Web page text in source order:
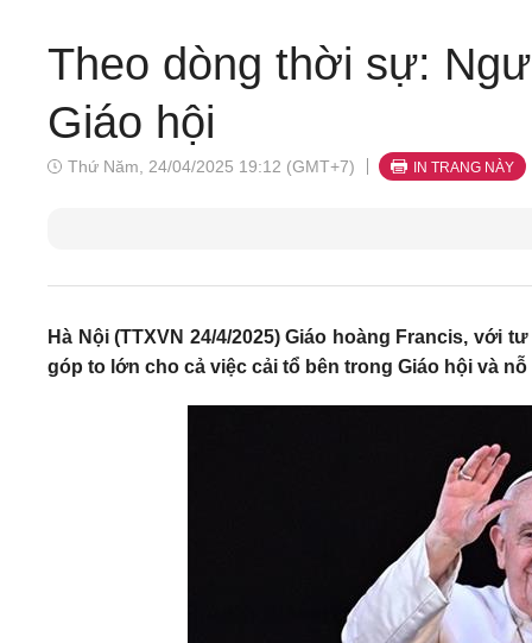
Theo dòng thời sự:
Giáo hội
Thứ Năm, 24/04/2025 19:12 (GMT+7) IN TRANG NÀY
Hà Nội (TTXVN 24/4/2025) Giáo hoàng Francis,
góp to lớn cho cả việc cải tổ bên trong Giáo hội và